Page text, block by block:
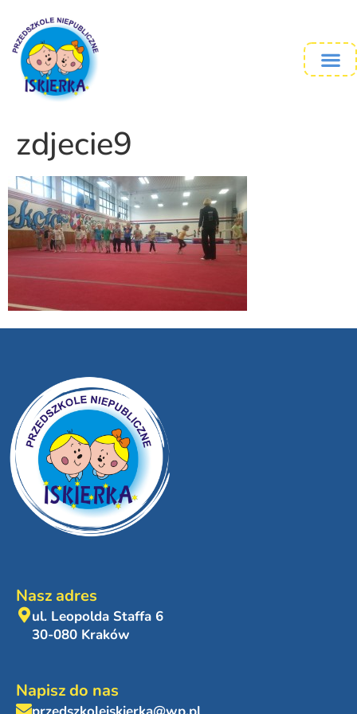
zdjecie9
Nasz adres
ul. Leopolda Staffa 6
30-080 Kraków
Napisz do nas